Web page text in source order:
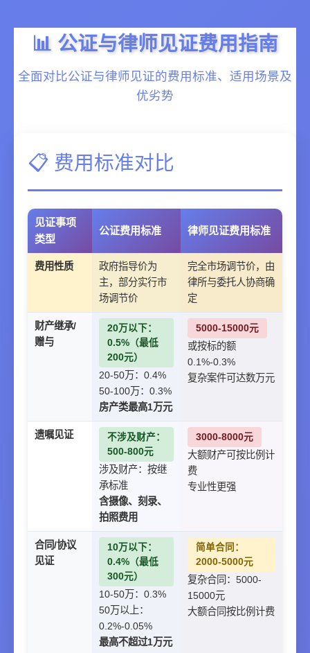
📊 公证与律师见证费用指南
全面对比公证与律师见证的费用标准、适用场景及
优劣势
📋 费用标准对比
见证事项
类型
公证费用标准 律师见证费用标准
费用性质
政府指导价为
主，部分实行市
场调节价
完全市场调节价，由
律所与委托人协商确
定
财产继承/
赠与
20万以下：
0.5%（最低
200元）
20-50万：0.4%
50-100万：0.3%
房产类最高1万元
5000-15000元
或按标的额
0.1%-0.3%
复杂案件可达数万元
遗嘱见证
不涉及财产：
500-800元
涉及财产：按继
承标准
含摄像、刻录、
拍照费用
3000-8000元
大额财产可按比例计
费
专业性更强
合同/协议
见证
10万以下：
0.4%（最低
300元）
10-50万：0.3%
50万以上：
0.2%-0.05%
最高不超过1万元
简单合同：
2000-5000元
复杂合同：5000-
15000元
大额合同按比例计费